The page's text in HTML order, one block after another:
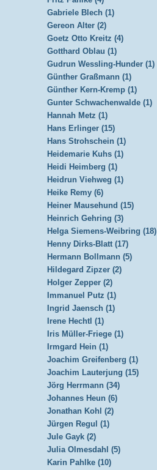
Gabriele Blech (1)
Gereon Alter (2)
Goetz Otto Kreitz (4)
Gotthard Oblau (1)
Gudrun Wessling-Hunder (1)
Günther Graßmann (1)
Günther Kern-Kremp (1)
Gunter Schwachenwalde (1)
Hannah Metz (1)
Hans Erlinger (15)
Hans Strohschein (1)
Heidemarie Kuhs (1)
Heidi Heimberg (1)
Heidrun Viehweg (1)
Heike Remy (6)
Heiner Mausehund (15)
Heinrich Gehring (3)
Helga Siemens-Weibring (18)
Henny Dirks-Blatt (17)
Hermann Bollmann (5)
Hildegard Zipzer (2)
Holger Zepper (2)
Immanuel Putz (1)
Ingrid Jaensch (1)
Irene Hechtl (1)
Iris Müller-Friege (1)
Irmgard Hein (1)
Joachim Greifenberg (1)
Joachim Lauterjung (15)
Jörg Herrmann (34)
Johannes Heun (6)
Jonathan Kohl (2)
Jürgen Regul (1)
Jule Gayk (2)
Julia Olmesdahl (5)
Karin Pahlke (10)